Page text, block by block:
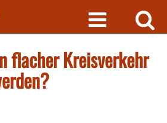
flacher Kreisverkehr